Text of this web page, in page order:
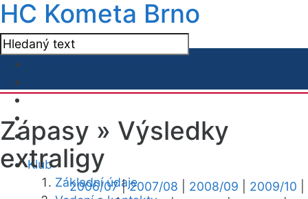
HC Kometa Brno
Klub
Základní údaje
Zápasy » Výsledky
extraligy
2006/07|2007/08 2008/09 2009/10